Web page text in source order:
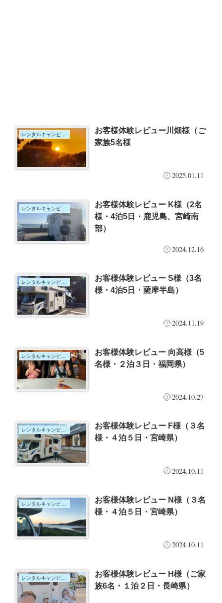
レンタルキャンピングカー
お客様体験レビュー川畑様（ご
家族5名様
2025.01.11
レンタルキャンピングカー
お客様体験レビュー K様（2名
様・4泊5日・鹿児島、宮崎南
部）
2024.12.16
レンタルキャンピングカー
お客様体験レビュー S様（3名
様・4泊5日・薩摩半島）
2024.11.19
レンタルキャンピングカー
お客様体験レビュー 向高様（5
名様・２泊３日・福岡県）
2024.10.27
レンタルキャンピングカー
お客様体験レビュー F様（３名
様・４泊５日・宮崎県）
2024.10.11
レンタルキャンピングカー
お客様体験レビュー N様（３名
様・４泊５日・宮崎県）
2024.10.11
レンタルキャンピングカー
お客様体験レビュー H様（ご家
族6名・１泊２日・長崎県）